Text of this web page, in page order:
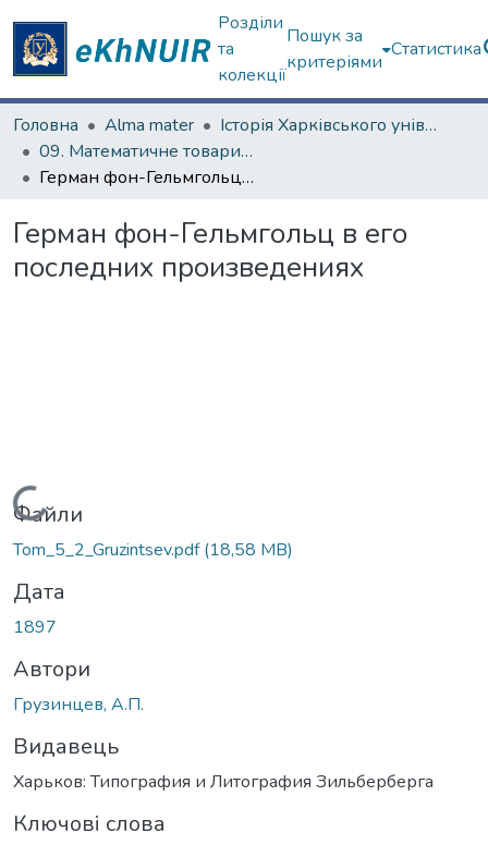
Розділи
та
колекції
Пошук за
критеріями
Статистика
Головна Alma mater
Історія Харківського університету
09. Математичне товариство (з 1879 р.)
Герман фон-Гельмгольц в его последних произведениях
Герман фон-Гельмгольц в его
последних произведениях
Вантажиться...
Файли
Tom_5_2_Gruzintsev.pdf(18,58 MB)
Дата
1897
Автори
Грузинцев, А.П.
Видавець
Харьков: Типография и Литография Зильберберга
Ключові слова